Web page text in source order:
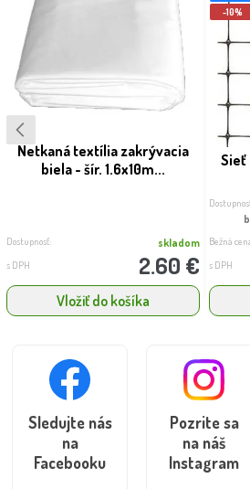
Netkaná textília zakrývacia
biela - šír. 1.6x10m...
Dostupnosť: skladom
s DPH 2.60 €
Vložiť do košíka
-10%
Sieť
Bežná
s DPH
Sledujte nás
na
Facebooku
Pozrite sa
na náš
Instagram